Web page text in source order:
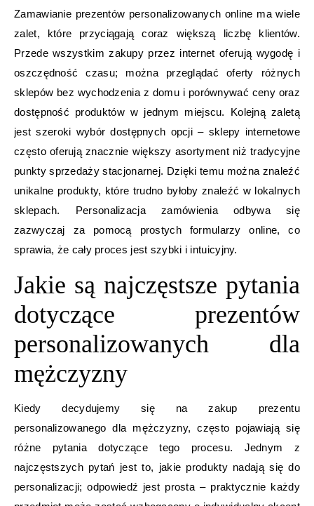
Zamawianie prezentów personalizowanych online ma wiele
zalet, które przyciągają coraz większą liczbę klientów.
Przede wszystkim zakupy przez internet oferują wygodę i
oszczędność czasu; można przeglądać oferty różnych
sklepów bez wychodzenia z domu i porównywać ceny oraz
dostępność produktów w jednym miejscu. Kolejną zaletą
jest szeroki wybór dostępnych opcji – sklepy internetowe
często oferują znacznie większy asortyment niż tradycyjne
punkty sprzedaży stacjonarnej. Dzięki temu można znaleźć
unikalne produkty, które trudno byłoby znaleźć w lokalnych
sklepach. Personalizacja zamówienia odbywa się
zazwyczaj za pomocą prostych formularzy online, co
sprawia, że cały proces jest szybki i intuicyjny.
Jakie są najczęstsze pytania
dotyczące prezentów
personalizowanych dla
mężczyzny
Kiedy decydujemy się na zakup prezentu
personalizowanego dla mężczyzny, często pojawiają się
różne pytania dotyczące tego procesu. Jednym z
najczęstszych pytań jest to, jakie produkty nadają się do
personalizacji; odpowiedź jest prosta – praktycznie każdy